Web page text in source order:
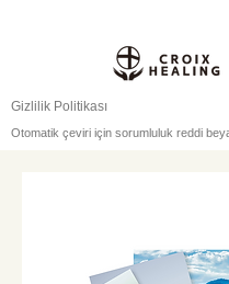
Gizlilik Politikası
Otomatik çeviri için sorumluluk reddi